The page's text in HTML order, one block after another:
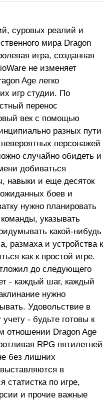
суровых реалий и
мира Dragon
игра, созданная
не изменяет
Age легко
игр студии. По
перенос
век с помощью
разных пути
персонажей
случайно обидеть и
добиваться
навыки и еще десяток
боев и
нужно планировать
указывать
какой-нибудь
размаха и устройства к
как к простой игре.
до следующего
- каждый шаг, каждый
нужно
Удовольствие в
- будьте готовы к
отношении Dragon Age
RPG пятилетней
без лишних
в
статистка по игре,
и прочие важные